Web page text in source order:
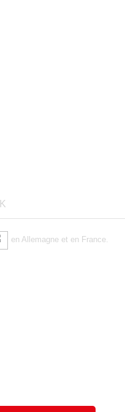
en Allemagne et en France.